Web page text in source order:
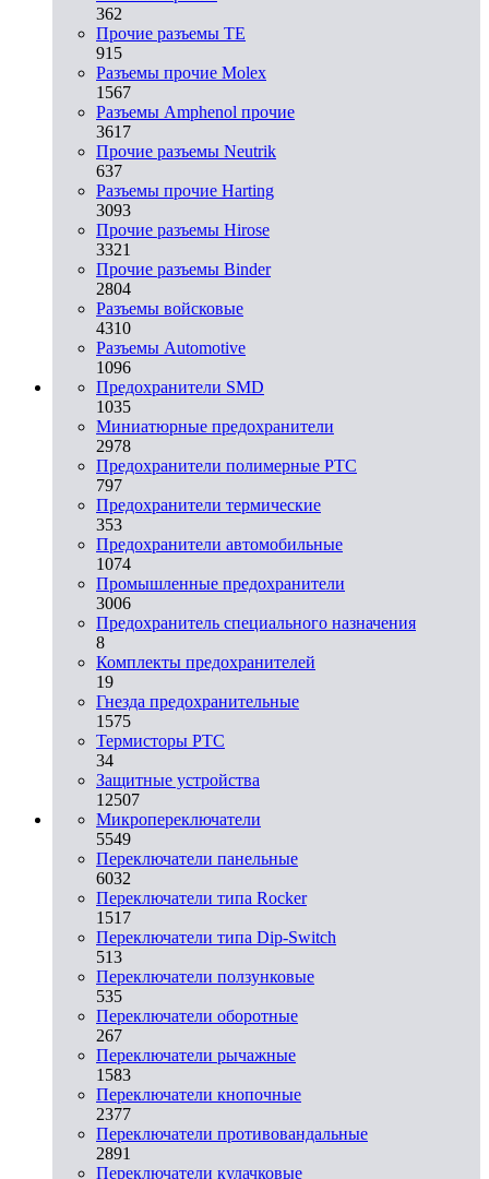
362
Прочие разъемы TE
915
Разъемы прочие Molex
1567
Разъемы Amphenol прочие
3617
Прочие разъемы Neutrik
637
Разъемы прочие Harting
3093
Прочие разъемы Hirose
3321
Прочие разъемы Binder
2804
Разъемы войсковые
4310
Разъeмы Automotive
1096
Предохранители SMD
1035
Миниатюрные предохранители
2978
Предохранители полимерные PTC
797
Предохранители термические
353
Предохранители автомобильные
1074
Промышленные предохранители
3006
Предохранитель специального назначения
8
Комплекты предохранителей
19
Гнезда предохранительные
1575
Термисторы PTC
34
Защитные устройства
12507
Микропереключатели
5549
Переключатели панельные
6032
Переключатели типа Rocker
1517
Переключатели типа Dip-Switch
513
Переключатели ползунковые
535
Переключатели оборотные
267
Переключатели рычажные
1583
Переключатели кнопочные
2377
Переключатели противовандальные
2891
Переключатели кулачковые